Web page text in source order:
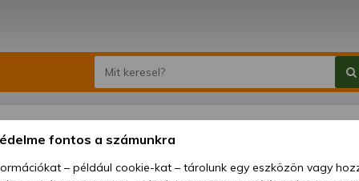
fontos a számunkra
– például cookie-kat – tárolunk egy eszközön vagy